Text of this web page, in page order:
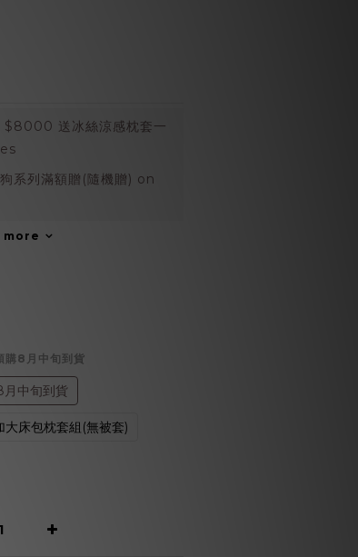
$8000 送冰絲涼感枕套一
系列滿額贈(隨機贈) on
more
購8月中旬到貨
中旬到貨
大床包枕套組(無被套)